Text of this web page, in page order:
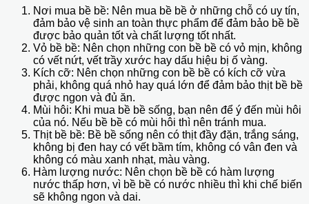
Nơi mua bề bề: Nên mua bề bề ở những chỗ có uy tín,
đảm bảo vệ sinh an toàn thực phẩm để đảm bảo bề bề
được bảo quản tốt và chất lượng tốt nhất.
Vỏ bề bề: Nên chọn những con bề bề có vỏ mịn, không
có vết nứt, vết trầy xước hay dấu hiệu bị ố vàng.
Kích cỡ: Nên chọn những con bề bề có kích cỡ vừa
phải, không quá nhỏ hay quá lớn để đảm bảo thịt bề bề
được ngon và đủ ăn.
Mùi hôi: Khi mua bề bề sống, bạn nên để ý đến mùi hôi
của nó. Nếu bề bề có mùi hôi thì nên tránh mua.
Thịt bề bề: Bề bề sống nên có thịt đầy đặn, trắng sáng,
không bị đen hay có vết bầm tím, không có vân đen và
không có màu xanh nhạt, màu vàng.
Hàm lượng nước: Nên chọn bề bề có hàm lượng
nước thấp hơn, vì bề bề có nước nhiều thì khi chế biến
sẽ không ngon và dai.